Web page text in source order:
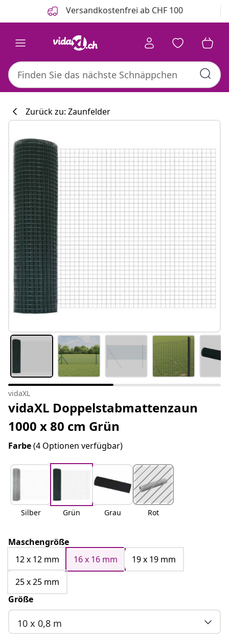
Versandkostenfrei ab CHF 100
Zurück zu: Zaunfelder
vidaXL
vidaXL Doppelstabmattenzaun
1000 x 80 cm Grün
Farbe(4 Optionen verfügbar)
Silber Grün Grau Rot
Maschengröße
12 x 12 mm
16 x 16 mm
19 x 19 mm
25 x 25 mm
Größe
10 x 0,8 m